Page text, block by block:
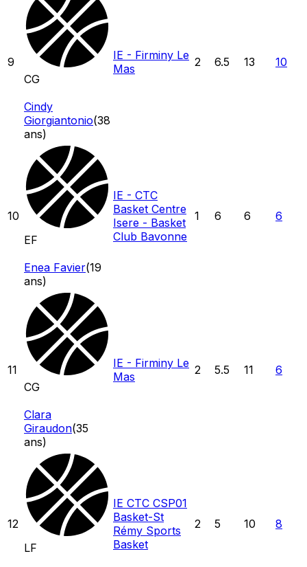
9
CG
Cindy
Giorgiantonio(38
ans)
IE - Firminy Le
Mas
2 6.5 13 10
10
EF
Enea Favier(19
ans)
IE - CTC
Basket Centre
Isere - Basket
Club Bavonne
1 6 6 6
11
CG
Clara
Giraudon(35
ans)
IE - Firminy Le
Mas
2 5.5 11 6
12
LF
IE CTC CSP01
Basket-St
Rémy Sports
Basket
2 5 10 8